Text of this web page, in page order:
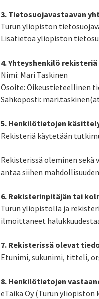
3. Tietosuojavastaavan
Turun yliopiston
Lisätietoa yliopiston
4. Yhteyshenkilö
Nimi: Mari Taskinen
Osoite: Oikeustieteellinen
Sähköposti:
5. Henkilötietojen
Rekisteriä käytetään
Rekisterissä oleminen
antaa siihen
6. Rekisterinpitäjän tai
Turun yliopistolla ja
ilmoittaneet
7. Rekisterissä olevat
Etunimi, sukunimi, titteli,
8. Henkilötietojen
eTaika Oy (Turun